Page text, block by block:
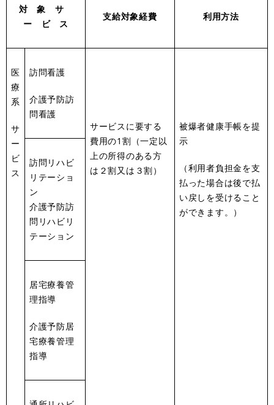
対 象 サ
ー ビ ス
支給対象経費 利用方法
医
療
系
サ
ー
ビ
ス
訪問看護
介護予防訪
問看護
サービスに要する
費用の1割（一定以
上の所得のある方
は２割又は３割）
被爆者健康手帳を提
示
（利用者負担金を支
払った場合は後で払
い戻しを受けること
ができます。）
訪問リハビ
リテーショ
ン
介護予防訪
問リハビリ
テーション
居宅療養管
理指導
介護予防居
宅療養管理
指導